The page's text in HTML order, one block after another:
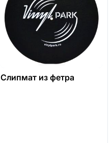
Слипмат из фетра